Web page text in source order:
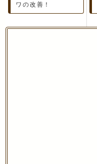
ワの改善！